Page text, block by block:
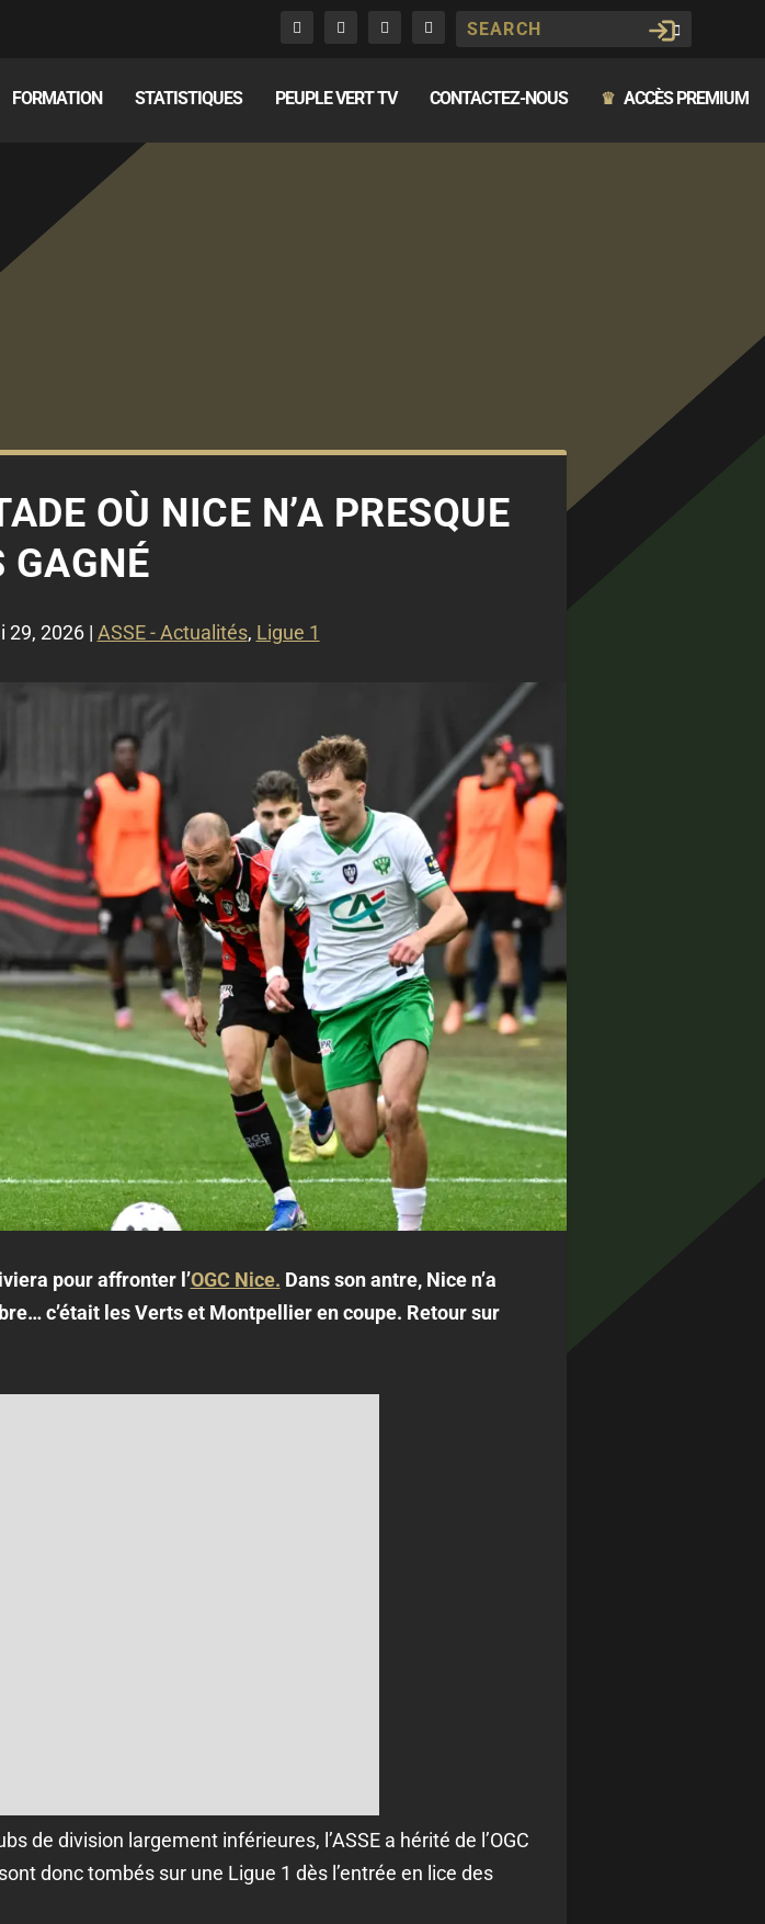
FORMATION STATISTIQUES PEUPLE VERT TV CONTACTEZ-NOUS ♛ ACCÈS PREMIUM
OÙ NICE N’A PRESQUE
GAGNÉ
29, 2026| ASSE - Actualités, Ligue 1
pour affronter l’OGC Nice. Dans son antre, Nice n’a
c’était les Verts et Montpellier en coupe. Retour sur
de division largement inférieures, l’ASSE a hérité de l’OGC
donc tombés sur une Ligue 1 dès l’entrée en lice des